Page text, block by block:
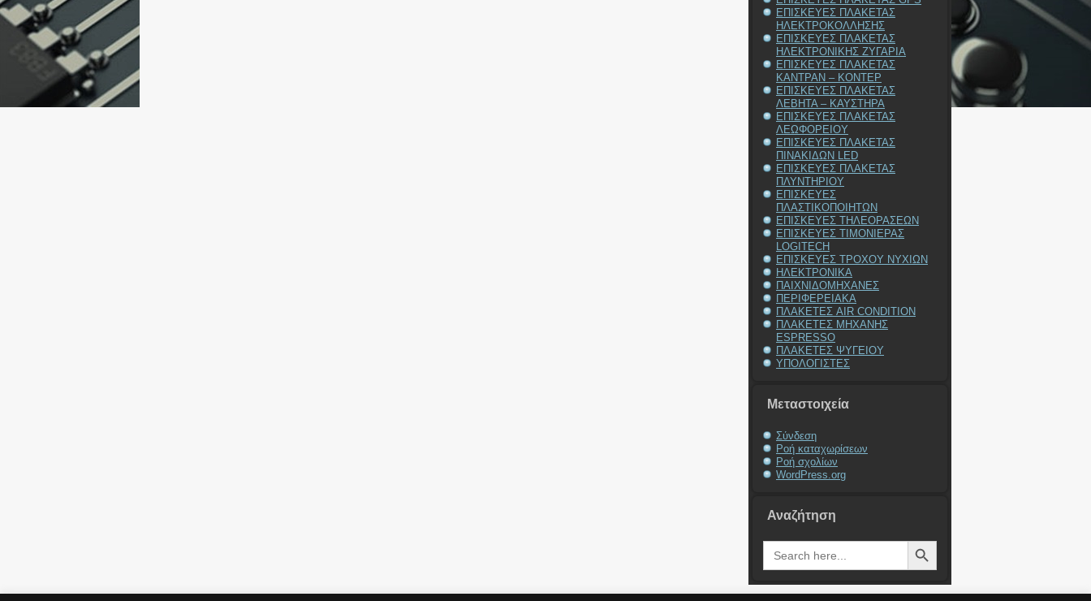
ΕΠΙΣΚΕΥΕΣ ΠΛΑΚΕΤΑΣ
ΗΛΕΚΤΡΟΚΟΛΛΗΣΗΣ
ΕΠΙΣΚΕΥΕΣ ΠΛΑΚΕΤΑΣ
ΗΛΕΚΤΡΟΝΙΚΗΣ ΖΥΓΑΡΙΑ
ΕΠΙΣΚΕΥΕΣ ΠΛΑΚΕΤΑΣ
ΚΑΝΤΡΑΝ – ΚΟΝΤΕΡ
ΕΠΙΣΚΕΥΕΣ ΠΛΑΚΕΤΑΣ
ΛΕΒΗΤΑ – ΚΑΥΣΤΗΡΑ
ΕΠΙΣΚΕΥΕΣ ΠΛΑΚΕΤΑΣ
ΛΕΩΦΟΡΕΙΟΥ
ΕΠΙΣΚΕΥΕΣ ΠΛΑΚΕΤΑΣ
ΠΙΝΑΚΙΔΩΝ LED
ΕΠΙΣΚΕΥΕΣ ΠΛΑΚΕΤΑΣ
ΠΛΥΝΤΗΡΙΟΥ
ΕΠΙΣΚΕΥΕΣ
ΠΛΑΣΤΙΚΟΠΟΙΗΤΩΝ
ΕΠΙΣΚΕΥΕΣ ΤΗΛΕΟΡΑΣΕΩΝ
ΕΠΙΣΚΕΥΕΣ ΤΙΜΟΝΙΕΡΑΣ
LOGITECH
ΕΠΙΣΚΕΥΕΣ ΤΡΟΧΟΥ ΝΥΧΙΩΝ
ΗΛΕΚΤΡΟΝΙΚΑ
ΠΑΙΧΝΙΔΟΜΗΧΑΝΕΣ
ΠΕΡΙΦΕΡΕΙΑΚΑ
ΠΛΑΚΕΤΕΣ AIR CONDITION
ΠΛΑΚΕΤΕΣ ΜΗΧΑΝΗΣ
ESPRESSO
ΠΛΑΚΕΤΕΣ ΨΥΓΕΙΟΥ
ΥΠΟΛΟΓΙΣΤΕΣ
Μεταστοιχεία
Σύνδεση
Ροή καταχωρίσεων
Ροή σχολίων
WordPress.org
Αναζήτηση
Search
for:
Search Button